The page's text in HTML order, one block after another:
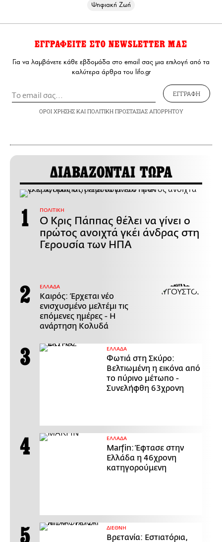
Ψηφιακή Ζωή
ΕΓΓΡΑΦΕΙΤΕ ΣΤΟ NEWSLETTER ΜΑΣ
Για να λαμβάνετε κάθε εβδομάδα στο email σας μια επιλογή από τα
καλύτερα άρθρα του lifo.gr
ΕΓΓΡΑΦΗ
ΟΡΟΙ ΧΡΗΣΗΣΚΑΙ ΠΟΛΙΤΙΚΗ ΠΡΟΣΤΑΣΙΑΣ ΑΠΟΡΡΗΤΟΥ
ΔΙΑΒΑΖΟΝΤΑΙ ΤΩΡΑ
ΠΟΛΙΤΙΚΗ
Ο Κρις Πάππας θέλει να γίνει ο
πρώτος ανοιχτά γκέι άνδρας στη
Γερουσία των ΗΠΑ
ΕΛΛΑΔΑ
Καιρός: Έρχεται νέο
ενισχυσμένο μελτέμι τις
επόμενες ημέρες - Η
ανάρτηση Κολυδά
ΕΛΛΑΔΑ
Φωτιά στη Σκύρο:
Βελτιωμένη η εικόνα από
το πύρινο μέτωπο -
Συνελήφθη 63χρονη
ΕΛΛΑΔΑ
Marfin: Έφτασε στην
Ελλάδα η 46χρονη
κατηγορούμενη
ΔΙΕΘΝΗ
Βρετανία: Εστιατόρια,